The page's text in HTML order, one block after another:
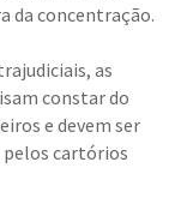
da concentração.
as
constar do
e devem ser
pelos cartórios